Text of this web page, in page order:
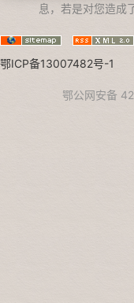
息，若是对您造成
鄂ICP备13007482号-1
鄂公网安备